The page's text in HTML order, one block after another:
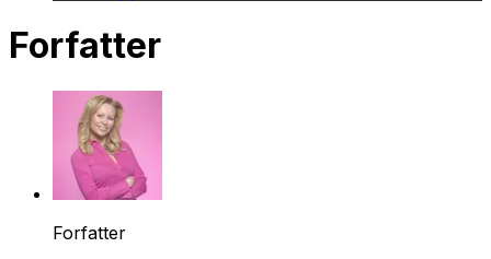
Forfatter
Forfatter